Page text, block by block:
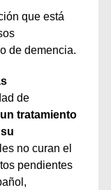
que está
de demencia.
de
tratamiento
no curan el
pendientes